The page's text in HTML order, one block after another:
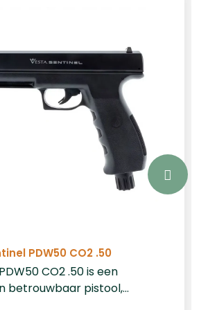
PDW50 CO2 .50
CO2 .50 is een
betrouwbaar pistool,